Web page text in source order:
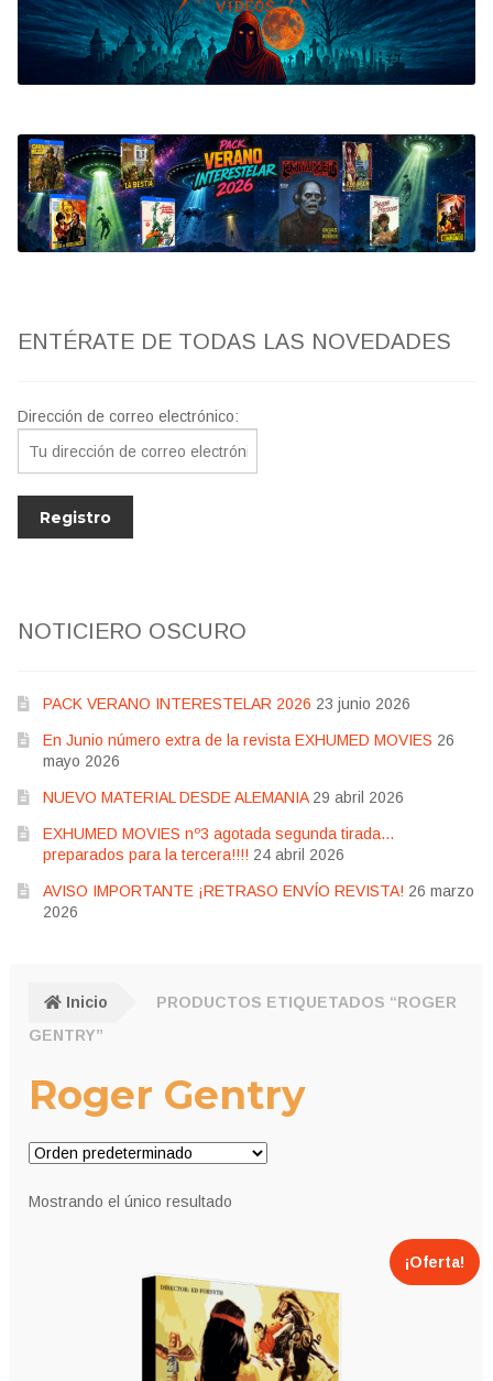
Bluray
Clasificada S
artwork
fantaterror
Jesús Franco
ENTÉRATE DE TODAS LAS NOVEDADES
Dirección de correo electrónico:
NOTICIERO OSCURO
PACK VERANO INTERESTELAR 2026 23 junio 2026
En Junio número extra de la revista EXHUMED MOVIES 26
mayo 2026
NUEVO MATERIAL DESDE ALEMANIA 29 abril 2026
EXHUMED MOVIES nº3 agotada segunda tirada…
preparados para la tercera!!!! 24 abril 2026
AVISO IMPORTANTE ¡RETRASO ENVÍO REVISTA! 26 marzo
2026
Inicio
PRODUCTOS ETIQUETADOS “ROGER
GENTRY”
Roger Gentry
Mostrando el único resultado
¡Oferta!